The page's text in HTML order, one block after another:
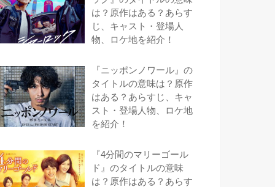
は？原作はある？あらす
じ、キャスト・登場人
物、ロケ地を紹介！
『ニッポンノワール』の
タイトルの意味は？原作
はある？あらすじ、キャ
スト・登場人物、ロケ地
を紹介！
『4分間のマリーゴール
ド』のタイトルの意味
は？原作はある？あらす